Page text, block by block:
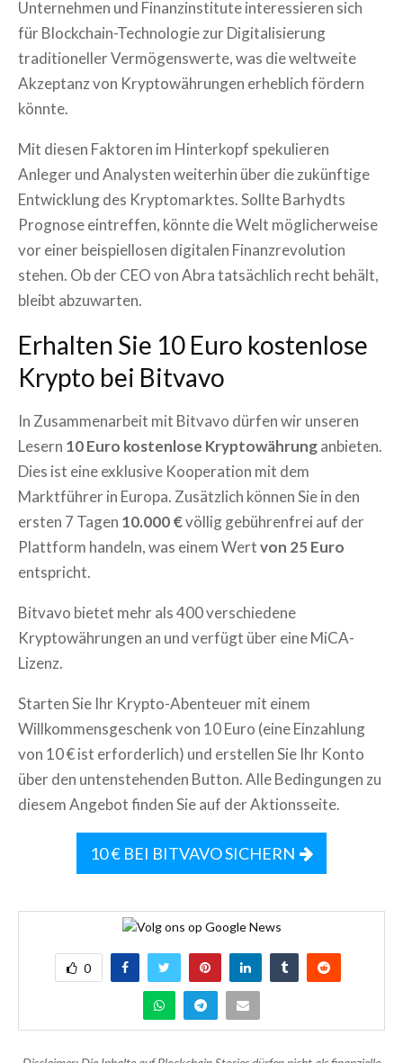
Unternehmen und Finanzinstitute interessieren sich
für Blockchain-Technologie zur Digitalisierung
traditioneller Vermögenswerte, was die weltweite
Akzeptanz von Kryptowährungen erheblich fördern
könnte.
Mit diesen Faktoren im Hinterkopf spekulieren
Anleger und Analysten weiterhin über die zukünftige
Entwicklung des Kryptomarktes. Sollte Barhydts
Prognose eintreffen, könnte die Welt möglicherweise
vor einer beispiellosen digitalen Finanzrevolution
stehen. Ob der CEO von Abra tatsächlich recht behält,
bleibt abzuwarten.
Erhalten Sie 10 Euro kostenlose
Krypto bei Bitvavo
In Zusammenarbeit mit Bitvavo dürfen wir unseren
Lesern 10 Euro kostenlose Kryptowährunganbieten.
Dies ist eine exklusive Kooperation mit dem
Marktführer in Europa. Zusätzlich können Sie in den
ersten 7 Tagen 10.000 €völlig gebührenfrei auf der
Plattform handeln, was einem Wertvon 25 Euro
entspricht.
Bitvavo bietet mehr als 400 verschiedene
Kryptowährungen an und verfügt über eine MiCA-
Lizenz.
Starten Sie Ihr Krypto-Abenteuer mit einem
Willkommensgeschenk von 10 Euro (eine Einzahlung
von 10 € ist erforderlich) und erstellen Sie Ihr Konto
über den untenstehenden Button. Alle Bedingungen zu
diesem Angebot finden Sie auf der Aktionsseite.
10 € BEI BITVAVO SICHERN
0